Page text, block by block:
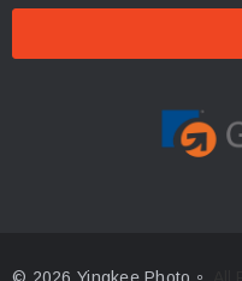
© 2026 Yingkee Photo。